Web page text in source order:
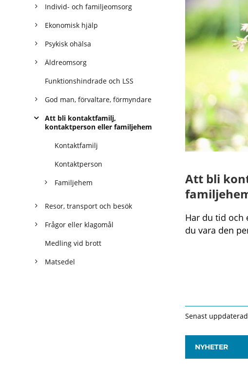
Individ- och familjeomsorg
Ekonomisk hjälp
Psykisk ohälsa
Äldreomsorg
Funktionshindrade och LSS
God man, förvaltare, förmyndare
Att bli kontaktfamilj,
kontaktperson eller familjehem
Kontaktfamilj
Kontaktperson
Familjehem
Resor, transport och besök
Frågor eller klagomål
Medling vid brott
Matsedel
Att bli
Har du tid och
du vara den
Senast
NYHETER